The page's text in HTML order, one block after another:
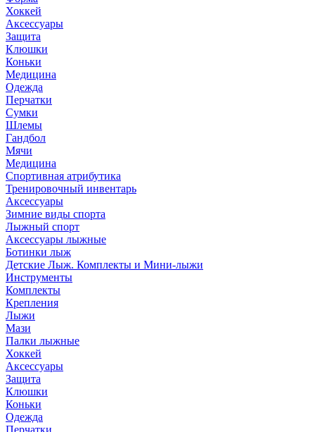
Хоккей
Аксессуары
Защита
Клюшки
Коньки
Медицина
Одежда
Перчатки
Сумки
Шлемы
Гандбол
Мячи
Медицина
Спортивная атрибутика
Тренировочный инвентарь
Аксессуары
Зимние виды спорта
Лыжный спорт
Аксессуары лыжные
Ботинки лыж
Детские Лыж. Комплекты и Мини-лыжи
Инструменты
Комплекты
Крепления
Лыжи
Мази
Палки лыжные
Хоккей
Аксессуары
Защита
Клюшки
Коньки
Одежда
Перчатки